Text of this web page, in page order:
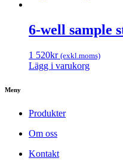
6-well sample
1 520kr (exkl.moms)
Lägg i varukorg
Meny
Produkter
Om oss
Kontakt